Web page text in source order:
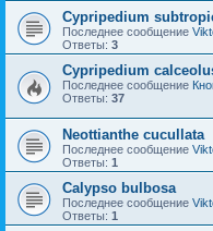
Cypripedium
Последнее сообщение
Ответы: 3
Cypripedium
Последнее сообщение
Ответы: 37
Neottianthe cucullata
Последнее сообщение
Ответы: 1
Calypso bulbosa
Последнее сообщение
Ответы: 1